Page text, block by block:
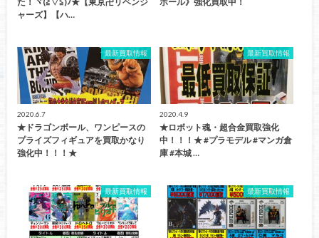
ャーズ】【ハ…
最新買取情報
2020.6.7
★ドラゴンボール、ワンピースの
プライズフィギュアを買取かなり
強化中！！！★
最新買取情報
2020.4.9
★ロボット魂・超合金買取強化
中！！！★ #プラモデル #マンガ倉
庫 #本城 …
最新買取情報 最新買取情報